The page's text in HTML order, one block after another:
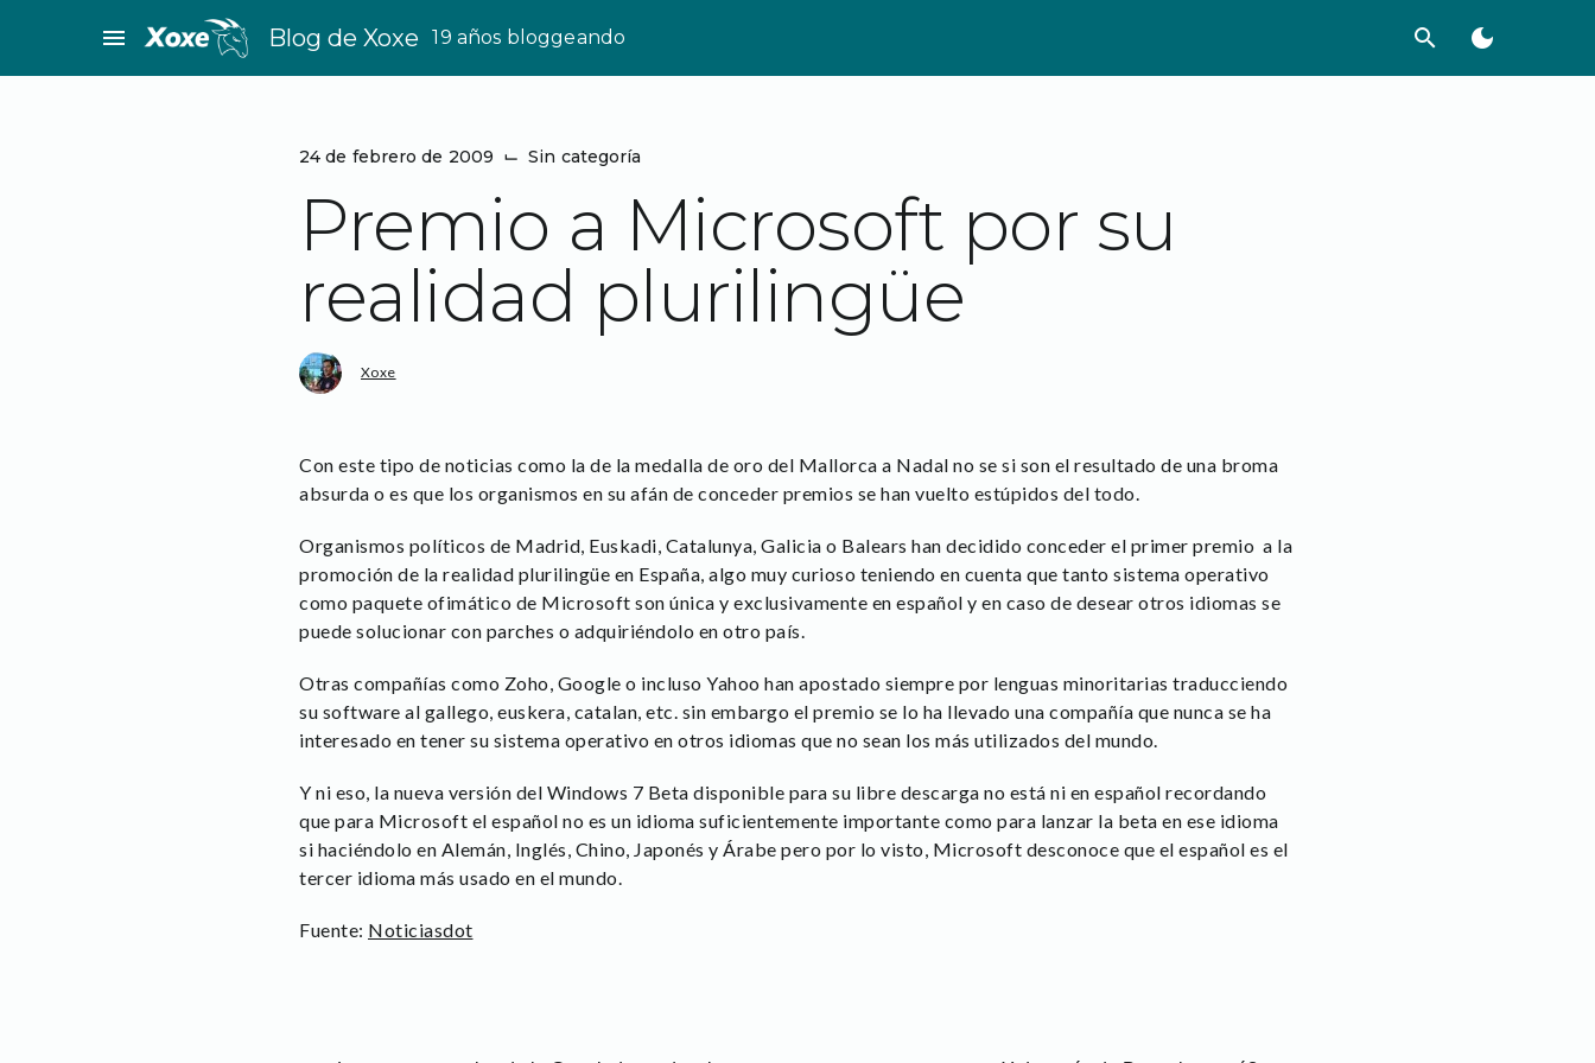
menu Blog de Xoxe 19 años bloggeando search dark_mode
24 de febrero de 2009 ⌙ Sin categoría
Premio a Microsoft por su
realidad plurilingüe
Xoxe
Con este tipo de noticias como la de la medalla de oro del Mallorca a Nadal no se si son el resultado de una broma
absurda o es que los organismos en su afán de conceder premios se han vuelto estúpidos del todo.
Organismos políticos de Madrid, Euskadi, Catalunya, Galicia o Balears han decidido conceder el primer premio a la
promoción de la realidad plurilingüe en España, algo muy curioso teniendo en cuenta que tanto sistema operativo
como paquete ofimático de Microsoft son única y exclusivamente en español y en caso de desear otros idiomas se
puede solucionar con parches o adquiriéndolo en otro país.
Otras compañías como Zoho, Google o incluso Yahoo han apostado siempre por lenguas minoritarias traducciendo
su software al gallego, euskera, catalan, etc. sin embargo el premio se lo ha llevado una compañía que nunca se ha
interesado en tener su sistema operativo en otros idiomas que no sean los más utilizados del mundo.
Y ni eso, la nueva versión del Windows 7 Beta disponible para su libre descarga no está ni en español recordando
que para Microsoft el español no es un idioma suficientemente importante como para lanzar la beta en ese idioma
si haciéndolo en Alemán, Inglés, Chino, Japonés y Árabe pero por lo visto, Microsoft desconoce que el español es el
tercer idioma más usado en el mundo.
Fuente: Noticiasdot